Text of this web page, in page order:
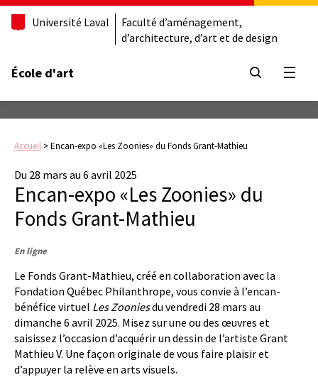
Université Laval
Faculté d’aménagement,
d’architecture, d’art et de design
École d'art
Accueil >Encan-expo «Les Zoonies» du Fonds Grant-Mathieu
Du 28 mars au 6 avril 2025
Encan-expo «Les Zoonies» du
Fonds Grant-Mathieu
En ligne
Le Fonds Grant-Mathieu, créé en collaboration avec la
Fondation Québec Philanthrope, vous convie à l’encan-
bénéfice virtuel Les Zooniesdu vendredi 28 mars au
dimanche 6 avril 2025. Misez sur une ou des œuvres et
saisissez l’occasion d’acquérir un dessin de l’artiste Grant
Mathieu V. Une façon originale de vous faire plaisir et
d’appuyer la relève en arts visuels.